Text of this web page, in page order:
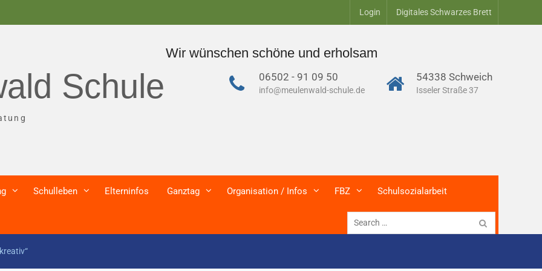
Login Digitales Schwarzes Brett
Wir wünschen schöne und erholsame Sommerferien – alle Termine zum
Schule 06502 - 91 09 50
info@meulenwald-schule.de
54338 Schweich
Isseler Straße 37
Schulleben Elterninfos Ganztag Organisation / Infos FBZ Schulsozialarbeit
Search
for: